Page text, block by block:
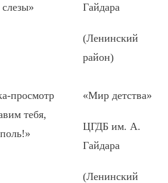
Гайдара
(Ленинский
район)
просмотр
тебя,
«Мир детства»
ЦГДБ им. А.
Гайдара
(Ленинский